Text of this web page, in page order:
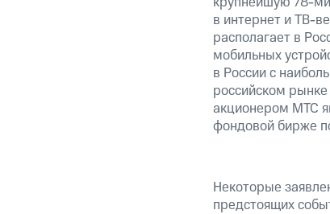
в интернет иТВ-
располагает в
мобильных
в России c
российском
акционером МТС
фондовой бирже
Некоторые
предстоящих